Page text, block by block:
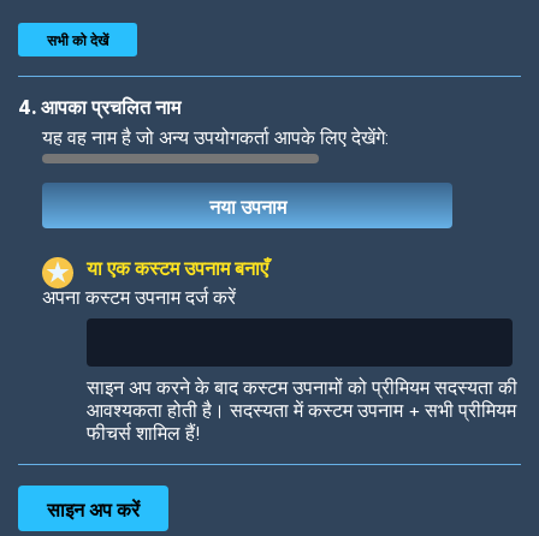
Woof Jungle Cats
सभी को देखें
4. आपका प्रचलित नाम
यह वह नाम है जो अन्य उपयोगकर्ता आपके लिए देखेंगे:
या एक कस्टम उपनाम बनाएँ
अपना कस्टम उपनाम दर्ज करें
साइन अप करने के बाद कस्टम उपनामों को प्रीमियम सदस्यता की
आवश्यकता होती है। सदस्यता में कस्टम उपनाम + सभी प्रीमियम
फीचर्स शामिल हैं!